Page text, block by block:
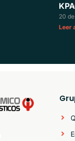
20
Leer